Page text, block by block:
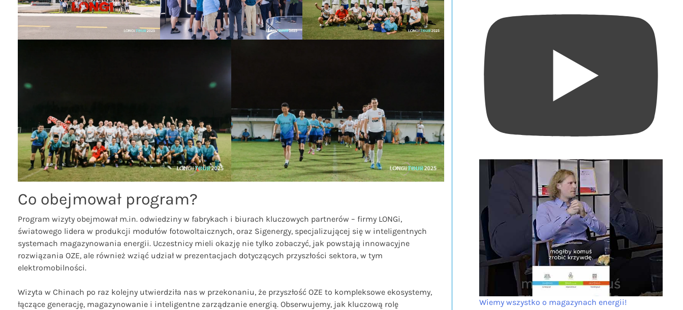
Co obejmował program?
Program wizyty obejmował m.in. odwiedziny w fabrykach i biurach kluczowych partnerów – firmy LONGi,
światowego lidera w produkcji modułów fotowoltaicznych, oraz Sigenergy, specjalizującej się w inteligentnych
systemach magazynowania energii. Uczestnicy mieli okazję nie tylko zobaczyć, jak powstają innowacyjne
rozwiązania OZE, ale również wziąć udział w prezentacjach dotyczących przyszłości sektora, w tym
elektromobilności.
Wizyta w Chinach po raz kolejny utwierdziła nas w przekonaniu, że przyszłość OZE to kompleksowe ekosystemy,
łączące generację, magazynowanie i inteligentne zarządzanie energią. Obserwujemy, jak kluczową rolę
Wiemy wszystko o magazynach energii!